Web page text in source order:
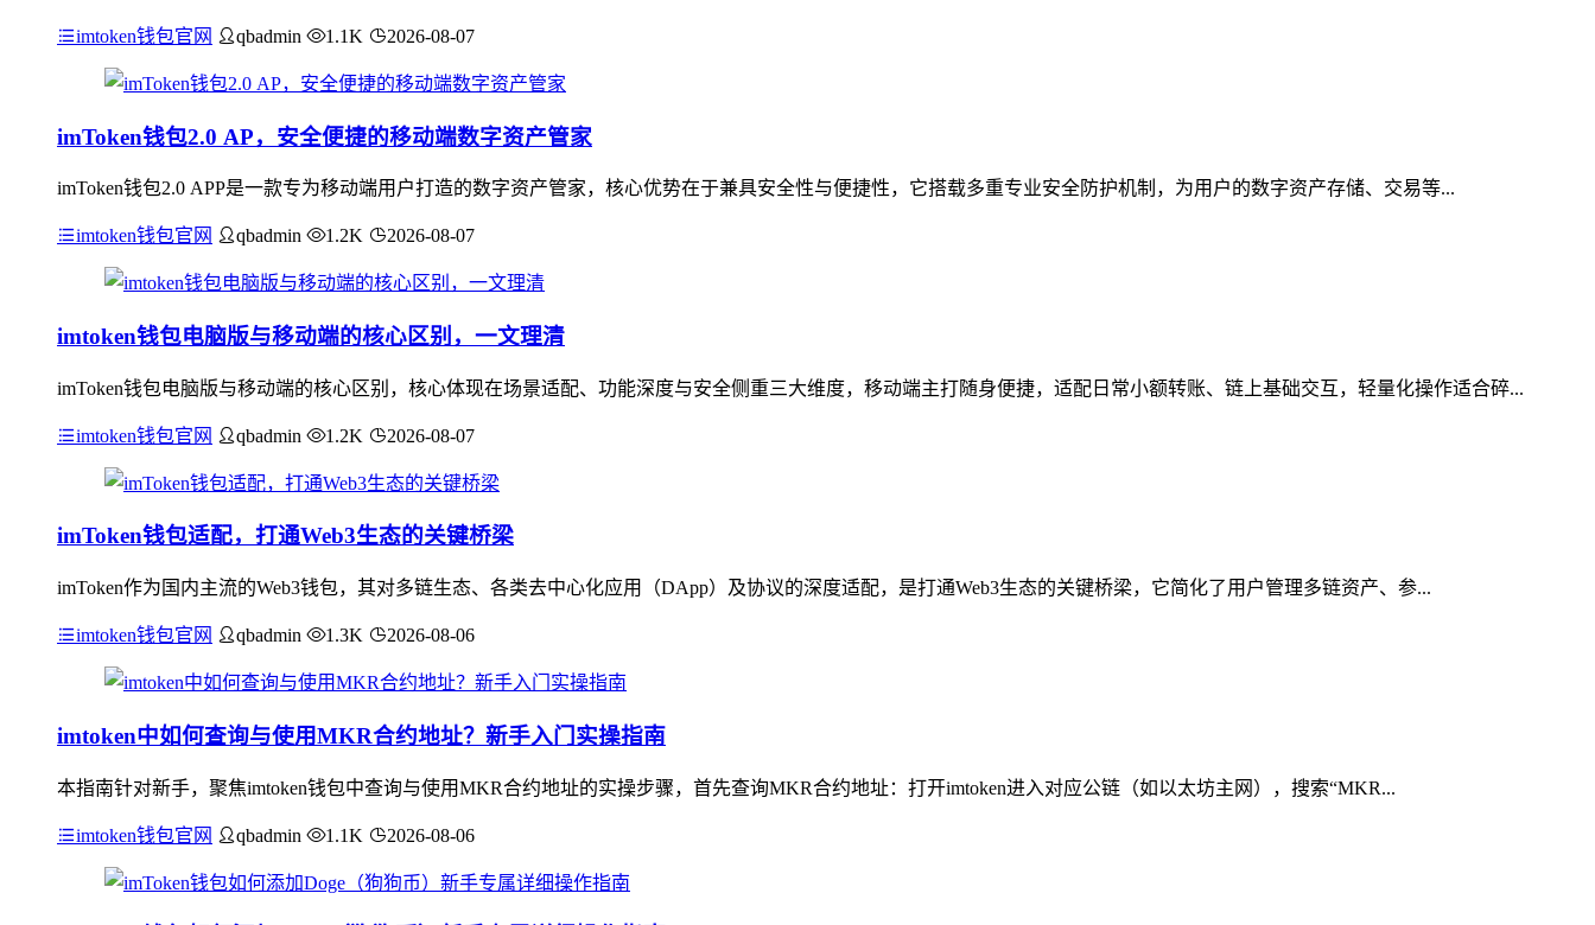
imtoken钱包官网 qbadmin 1.1K 2026-08-07
imToken钱包2.0 AP，安全便捷的移动端数字资产管家
imToken钱包2.0 APP是一款专为移动端用户打造的数字资产管家，核心优势在于兼具安全性与便捷性，它搭载多重专业安全防护机制，为用户的数字资产存储、交易等...
imtoken钱包官网 qbadmin 1.2K 2026-08-07
imtoken钱包电脑版与移动端的核心区别，一文理清
imToken钱包电脑版与移动端的核心区别，核心体现在场景适配、功能深度与安全侧重三大维度，移动端主打随身便捷，适配日常小额转账、链上基础交互，轻量化操作适合碎...
imtoken钱包官网 qbadmin 1.2K 2026-08-07
imToken钱包适配，打通Web3生态的关键桥梁
imToken作为国内主流的Web3钱包，其对多链生态、各类去中心化应用（DApp）及协议的深度适配，是打通Web3生态的关键桥梁，它简化了用户管理多链资产、参...
imtoken钱包官网 qbadmin 1.3K 2026-08-06
imtoken中如何查询与使用MKR合约地址？新手入门实操指南
本指南针对新手，聚焦imtoken钱包中查询与使用MKR合约地址的实操步骤，首先查询MKR合约地址：打开imtoken进入对应公链（如以太坊主网），搜索“MKR...
imtoken钱包官网 qbadmin 1.1K 2026-08-06